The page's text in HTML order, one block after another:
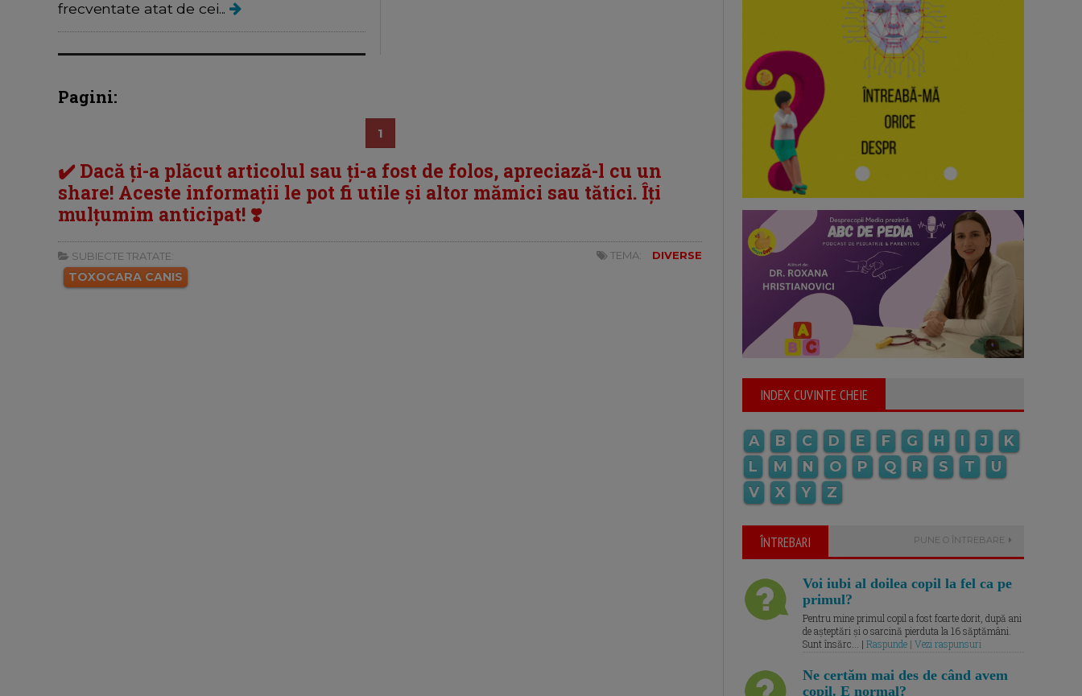
frecventate atat de cei...
Pagini:
1
✔️ Dacă ți-a plăcut articolul sau ți-a fost de folos, apreciază-l cu un
share! Aceste informații le pot fi utile și altor mămici sau tătici. Îți
mulțumim anticipat! ❣️
SUBIECTE TRATATE:
TOXOCARA CANIS
TEMA: DIVERSE
INDEX CUVINTE CHEIE
A B C D E F G H I J
K
L
M N O P Q R S T
U
V
X Y Z
ÎNTREBARI PUNE O ÎNTREBARE
Voi iubi al doilea copil la fel ca pe
primul?
Pentru mine primul copil a fost foarte dorit, după ani
de așteptări și o sarcină pierduta la 16 săptămâni.
Sunt însărc... | Raspunde | Vezi raspunsuri
Ne certăm mai des de când avem
copil. E normal?